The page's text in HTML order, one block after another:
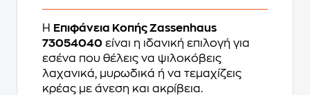
Η
Επιφάνεια Κοπής Zassenhaus
73054040 είναι η ιδανική επιλογή για
εσένα που θέλεις να ψιλοκόβεις
λαχανικά, μυρωδικά ή να τεμαχίζεις
κρέας με άνεση και ακρίβεια.